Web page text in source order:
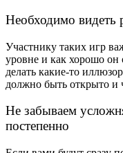
Необходимо видеть
Участнику таких игр
уровне и как хорошо он
делать какие-то
должно быть открыто и
Не забываем
постепенно